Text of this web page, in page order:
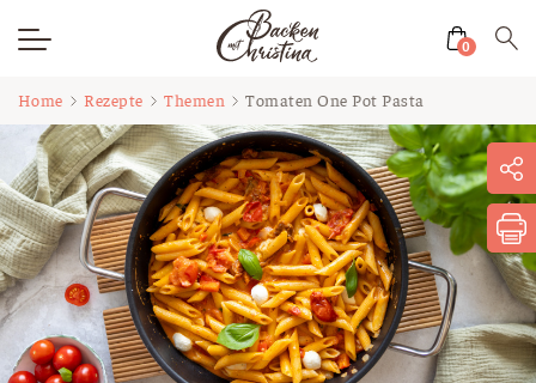
springen
0
Home Rezepte Themen Tomaten One Pot Pasta